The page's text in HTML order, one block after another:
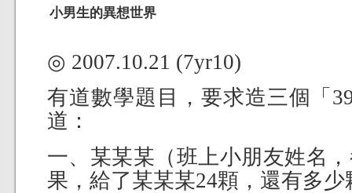
小男生的異想世界
◎ 2007.10.21 (7yr10)
有道數學題目，要求造三個「
道：
一、某某某（班上小朋友姓名
果，給了某某某24顆，還有多少